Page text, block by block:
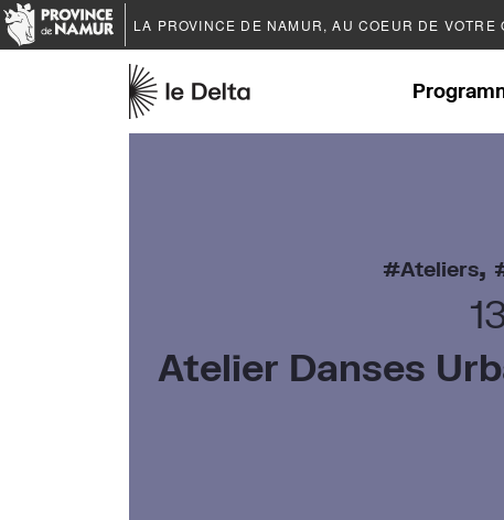
LA PROVINCE DE NAMUR, AU COEUR DE VOTRE
Ateliers,
Atelier Danses